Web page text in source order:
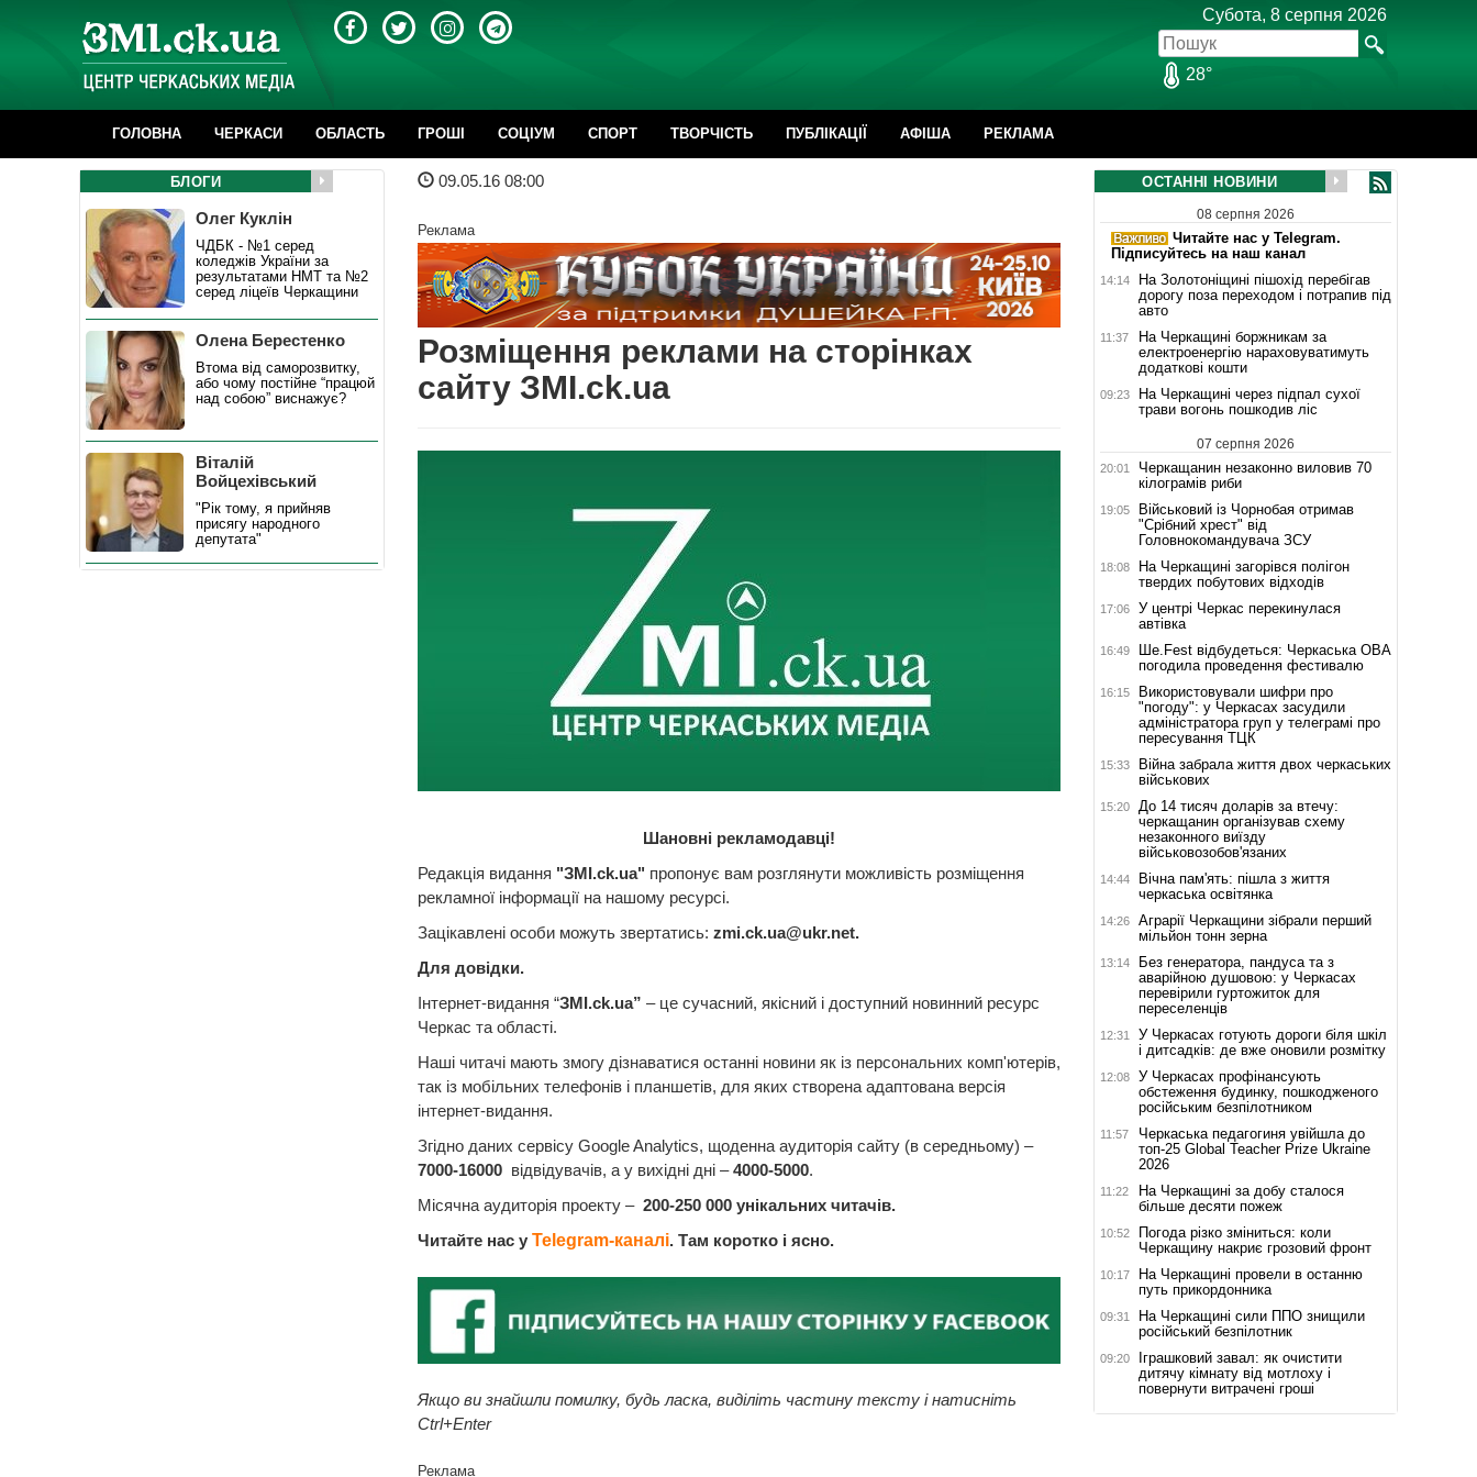
Субота, 8 серпня 2026
28°
ГОЛОВНА ЧЕРКАСИ ОБЛАСТЬ ГРОШІ CОЦІУМ СПОРТ ТВОРЧІСТЬ ПУБЛІКАЦІЇ АФІША РЕКЛАМА
09.05.16 08:00
Реклама
Розміщення реклами на сторінках
сайту ЗMI.ck.ua
Шановні рекламодавці!
Редакція видання "ЗМI.ck.ua" пропонує вам розглянути можливість розміщення
рекламної інформації на нашому ресурсі.
Зацікавлені особи можуть звертатись: zmi.ck.ua@ukr.net.
Для довідки.
Інтернет-видання “ЗМI.ck.ua” – це сучасний, якісний і доступний новинний ресурс
Черкас та області.
Наші читачі мають змогу дізнаватися останні новини як із персональних комп'ютерів,
так із мобільних телефонів і планшетів, для яких створена адаптована версія
інтернет-видання.
Згідно даних сервісу Google Analytics, щоденна аудиторія сайту (в середньому) –
7000-16000відвідувачів, а у вихідні дні –4000-5000.
Місячна аудиторія проекту –200-250 000 унікальних читачів.
Читайте нас у Telegram-каналі. Там коротко і ясно.
Якщо ви знайшли помилку, будь ласка, виділіть частину тексту і натисніть
Ctrl+Enter
Реклама
БЛОГИ
Олег Куклін
ЧДБК - №1 серед
коледжів України за
результатами НМТ та №2
серед ліцеїв Черкащини
Олена Берестенко
Втома від саморозвитку,
або чому постійне “працюй
над собою” виснажує?
Віталій
Войцехівський
"Рік тому, я прийняв
присягу народного
депутата"
ОСТАННІ НОВИНИ
08 серпня 2026
Читайте нас у Telegram.
Підписуйтесь на наш канал
14:14
На Золотоніщині пішохід перебігав
дорогу поза переходом і потрапив під
авто
11:37
На Черкащині боржникам за
електроенергію нараховуватимуть
додаткові кошти
09:23
На Черкащині через підпал сухої
трави вогонь пошкодив ліс
07 серпня 2026
20:01
Черкащанин незаконно виловив 70
кілограмів риби
19:05
Військовий із Чорнобая отримав
"Срібний хрест" від
Головнокомандувача ЗСУ
18:08
На Черкащині загорівся полігон
твердих побутових відходів
17:06
У центрі Черкас перекинулася
автівка
16:49
Ше.Fest відбудеться: Черкаська ОВА
погодила проведення фестивалю
16:15
Використовували шифри про
"погоду": у Черкасах засудили
адміністратора груп у телеграмі про
пересування ТЦК
15:33
Війна забрала життя двох черкаських
військових
15:20
До 14 тисяч доларів за втечу:
черкащанин організував схему
незаконного виїзду
військовозобов'язаних
14:44
Вічна пам'ять: пішла з життя
черкаська освітянка
14:26
Аграрії Черкащини зібрали перший
мільйон тонн зерна
13:14
Без генератора, пандуса та з
аварійною душовою: у Черкасах
перевірили гуртожиток для
переселенців
12:31
У Черкасах готують дороги біля шкіл
і дитсадків: де вже оновили розмітку
12:08
У Черкасах профінансують
обстеження будинку, пошкодженого
російським безпілотником
11:57
Черкаська педагогиня увійшла до
топ-25 Global Teacher Prize Ukraine
2026
11:22
На Черкащині за добу сталося
більше десяти пожеж
10:52
Погода різко зміниться: коли
Черкащину накриє грозовий фронт
10:17
На Черкащині провели в останню
путь прикордонника
09:31
На Черкащині сили ППО знищили
російський безпілотник
09:20
Іграшковий завал: як очистити
дитячу кімнату від мотлоху і
повернути витрачені гроші